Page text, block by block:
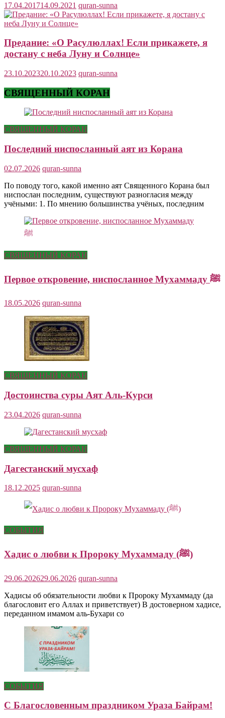
17.04.201714.09.2021 quran-sunna
Предание: «О Расулюллах! Если прикажете, я
достану с неба Луну и Солнце»
23.10.202320.10.2023 quran-sunna
СВЯЩЕННЫЙ КОРАН
СВЯЩЕННЫЙ КОРАН
Последний ниспосланный аят из Корана
02.07.2026 quran-sunna
По поводу того, какой именно аят Священного Корана был
ниспослан последним, существуют разногласия между
учёными: 1. По мнению большинства учёных, последним
СВЯЩЕННЫЙ КОРАН
Первое откровение, ниспосланное Мухаммаду ﷺ
18.05.2026 quran-sunna
СВЯЩЕННЫЙ КОРАН
Достоинства суры Аят Аль-Курси
23.04.2026 quran-sunna
СВЯЩЕННЫЙ КОРАН
Дагестанский мусхаф
18.12.2025 quran-sunna
СОБЫТИЯ
Хадис о любви к Пророку Мухаммаду (ﷺ)
29.06.202629.06.2026 quran-sunna
Хадисы об обязательности любви к Пророку Мухаммаду (да
благословит его Аллах и приветствует) В достоверном хадисе,
переданном имамом аль-Бухари со
СОБЫТИЯ
С Благословенным праздником Ураза Байрам!